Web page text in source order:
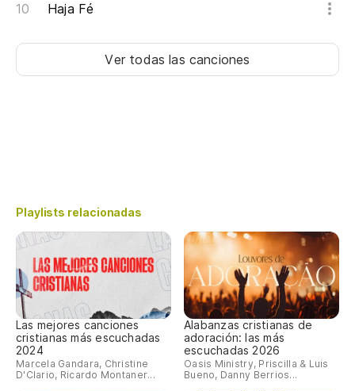
Haja Fé
Ver todas las canciones
Playlists relacionadas
Las mejores canciones
cristianas más escuchadas
2024
Marcela Gandara, Christine
D'Clario, Ricardo Montaner...
Alabanzas cristianas de
adoración: las más
escuchadas 2026
Oasis Ministry, Priscilla & Luis
Bueno, Danny Berrios...